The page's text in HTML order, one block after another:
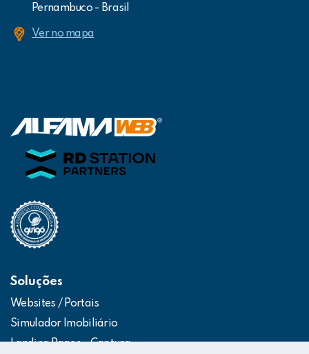
Pernambuco - Brasil
Ver no mapa
Soluções
Websites / Portais
Simulador Imobiliário
Landing Pages – Captura